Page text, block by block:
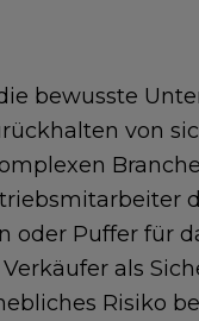
bewusste
von
oder Puffer für
als
Risiko